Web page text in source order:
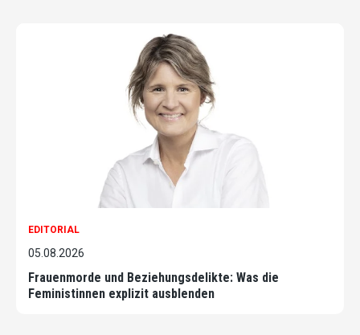
EDITORIAL
05.08.2026
Frauenmorde und Beziehungsdelikte: Was die
Feministinnen explizit ausblenden